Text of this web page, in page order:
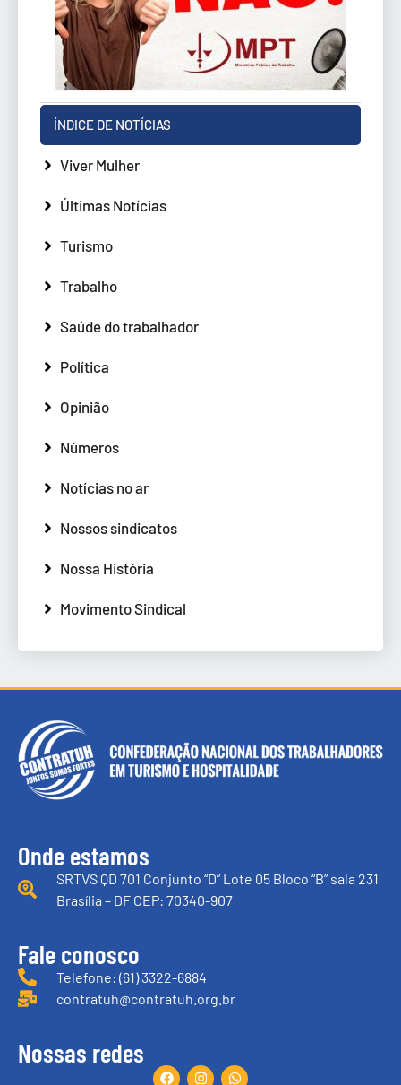
ÍNDICE DE NOTÍCIAS
Viver Mulher
Últimas Notícias
Turismo
Trabalho
Saúde do trabalhador
Política
Opinião
Números
Notícias no ar
Nossos sindicatos
Nossa História
Movimento Sindical
Onde estamos
SRTVS QD 701 Conjunto “D” Lote 05 Bloco “B” sala 231
Brasília – DF CEP: 70340-907
Fale conosco
Telefone: (61) 3322-6884
contratuh@contratuh.org.br
Nossas redes